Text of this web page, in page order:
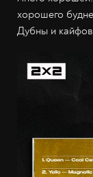
хорошего
Дубны и